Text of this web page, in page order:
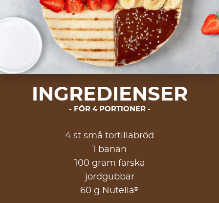
INGREDIENSER
FÖR 4 PORTIONER
4 st små tortillabröd
1 banan
100 gram färska
jordgubbar
60 g Nutella®